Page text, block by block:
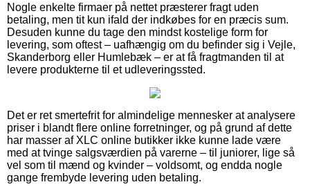
Nogle enkelte firmaer på nettet præsterer fragt uden
betaling, men tit kun ifald der indkøbes for en præcis sum.
Desuden kunne du tage den mindst kostelige form for
levering, som oftest – uafhængig om du befinder sig i Vejle,
Skanderborg eller Humlebæk – er at få fragtmanden til at
levere produkterne til et udleveringssted.
Det er ret smertefrit for almindelige mennesker at analysere
priser i blandt flere online forretninger, og på grund af dette
har masser af XLC online butikker ikke kunne lade være
med at tvinge salgsværdien på varerne – til juniorer, lige så
vel som til mænd og kvinder – voldsomt, og endda nogle
gange frembyde levering uden betaling.